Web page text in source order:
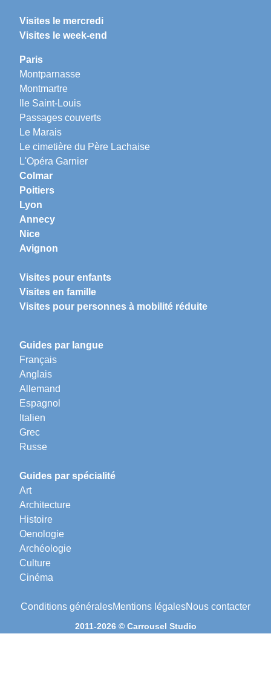
Visites le mercredi
Visites le week-end
Paris
Montparnasse
Montmartre
Ile Saint-Louis
Passages couverts
Le Marais
Le cimetière du Père Lachaise
L'Opéra Garnier
Colmar
Poitiers
Lyon
Annecy
Nice
Avignon
Visites pour enfants
Visites en famille
Visites pour personnes à mobilité réduite
Guides par langue
Français
Anglais
Allemand
Espagnol
Italien
Grec
Russe
Guides par spécialité
Art
Architecture
Histoire
Oenologie
Archéologie
Culture
Cinéma
Conditions généralesMentions légalesNous contacter
2011-2026 © Carrousel Studio